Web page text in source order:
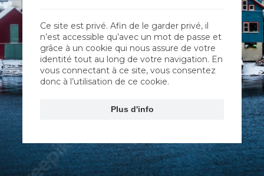
Ce site est privé. Afin de le garder privé, il
n’est accessible qu’avec un mot de passe et
grâce à un cookie qui nous assure de votre
identité tout au long de votre navigation. En
vous connectant à ce site, vous consentez
donc à l’utilisation de ce cookie.
Plus d'info